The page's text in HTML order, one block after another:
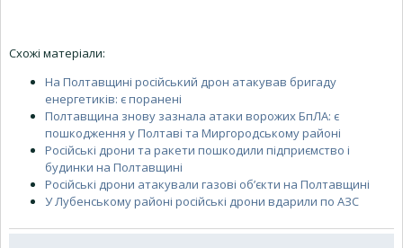
Схожі матеріали:
На Полтавщині російський дрон атакував бригаду
енергетиків: є поранені
Полтавщина знову зазнала атаки ворожих БпЛА: є
пошкодження у Полтаві та Миргородському районі
Російські дрони та ракети пошкодили підприємство і
будинки на Полтавщині
Російські дрони атакували газові об’єкти на Полтавщині
У Лубенському районі російські дрони вдарили по АЗС